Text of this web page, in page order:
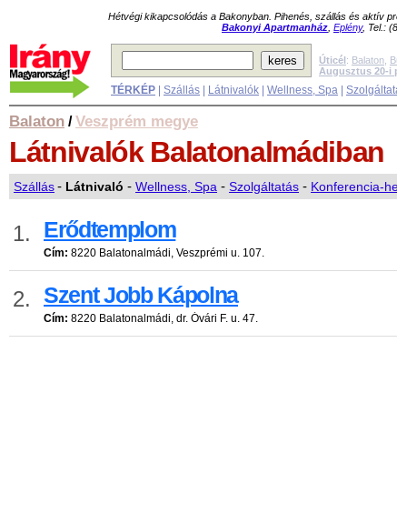
Hétvégi kikapcsolódás a Bakonyban. Pihenés, szállás és aktív
Bakonyi Apartmanház Eplény, Tel.:
Úticél: Balaton
Augusztus 20-i
TÉRKÉP Szállás Látnivalók Wellness, Spa
Balaton /Veszprém megye
Látnivalók Balatonalmádiban
Szállás- Látnivaló - Wellness, Spa - Szolgáltatás - Konferencia-
1. Erődtemplom
Cím: 8220 Balatonalmádi, Veszprémi u. 107.
2. Szent Jobb Kápolna
Cím: 8220 Balatonalmádi, dr. Óvári F. u. 47.